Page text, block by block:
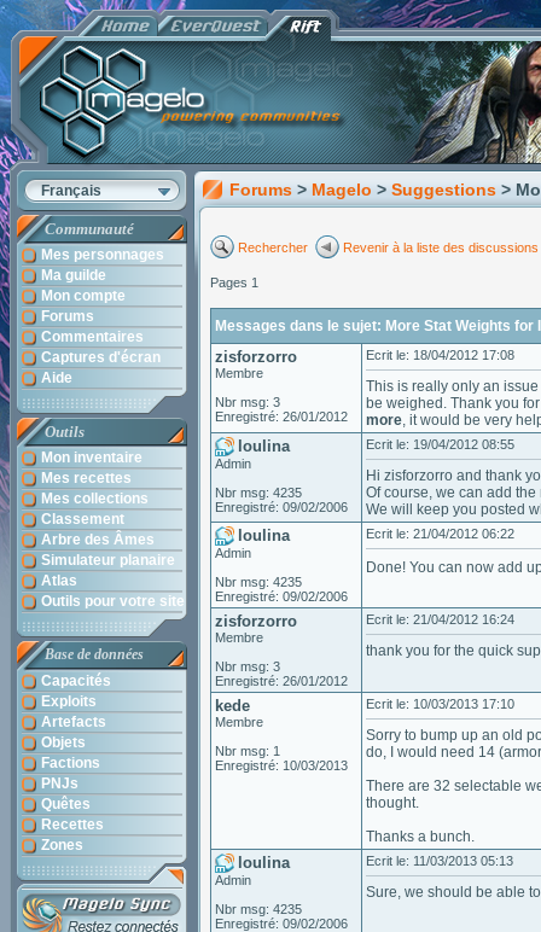
Français
Communauté
Mes personnages
Ma guilde
Mon compte
Forums
Commentaires
Captures d'écran
Aide
Outils
Mon inventaire
Mes recettes
Mes collections
Classement
Arbre des Âmes
Simulateur planaire
Atlas
Outils pour votre site
Base de données
Capacités
Exploits
Artefacts
Objets
Factions
PNJs
Quêtes
Recettes
Zones
Forums > Magelo > Suggestions >
Rechercher Revenir à la liste des discussions
Pages 1
Messages dans le sujet: More Stat Weights for
zisforzorro
Membre
Nbr msg: 3
Enregistré: 26/01/2012
Ecrit le: 18/04/2012 17:08
This is really only an
be weighed. Thank you
more, it would be very
loulina
Admin
Nbr msg: 4235
Enregistré: 09/02/2006
Ecrit le: 19/04/2012 08:55
Hi zisforzorro and thank
Of course, we can add
We will keep you posted
loulina
Admin
Nbr msg: 4235
Enregistré: 09/02/2006
Ecrit le: 21/04/2012 06:22
Done! You can now add
zisforzorro
Membre
Nbr msg: 3
Enregistré: 26/01/2012
Ecrit le: 21/04/2012 16:24
thank you for the quick
kede
Membre
Nbr msg: 1
Enregistré: 10/03/2013
Ecrit le: 10/03/2013 17:10
Sorry to bump up an old
do, I would need 14
There are 32 selectable
thought.
Thanks a bunch.
loulina
Admin
Nbr msg: 4235
Enregistré: 09/02/2006
Ecrit le: 11/03/2013 05:13
Sure, we should be able